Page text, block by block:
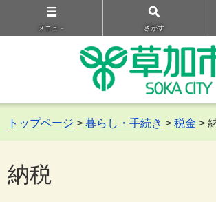
メニュ－ さがす
トップページ >暮らし・手続き >税金 >
納税